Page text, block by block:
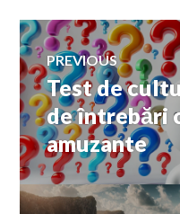
Navigare
în
articole
PREVIOUS
Previous
post:
Test de
de întrebări
amuzante